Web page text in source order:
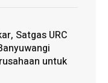
Satgas URC
untuk